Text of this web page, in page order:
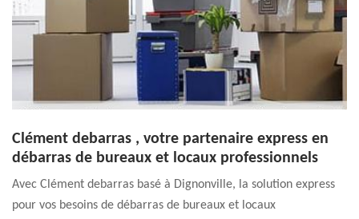
Clément debarras , votre partenaire express en
débarras de bureaux et locaux professionnels
Avec Clément debarras basé à Dignonville, la solution express
pour vos besoins de débarras de bureaux et locaux